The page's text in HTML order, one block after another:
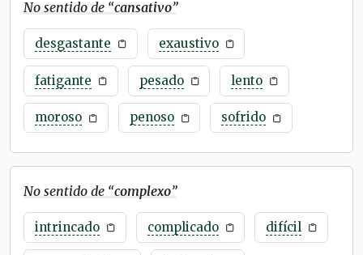
No sentido de “cansativo”
desgastante exaustivo
fatigante pesado lento
moroso penoso sofrido
No sentido de “complexo”
intrincado complicado difícil